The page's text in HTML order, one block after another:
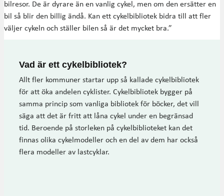
bilresor. De är dyrare än en vanlig cykel, men om den ersätter en
bil så blir den billig ändå. Kan ett cykelbibliotek bidra till att fler
väljer cykeln och ställer bilen så är det mycket bra.”
Vad är ett cykelbibliotek?
Allt fler kommuner startar upp så kallade cykelbibliotek
för att öka andelen cyklister. Cykelbibliotek bygger på
samma princip som vanliga bibliotek för böcker, det vill
säga att det är fritt att låna cykel under en begränsad
tid. Beroende på storleken på cykelbiblioteket kan det
finnas olika cykelmodeller och en del av dem har också
flera modeller av lastcyklar.